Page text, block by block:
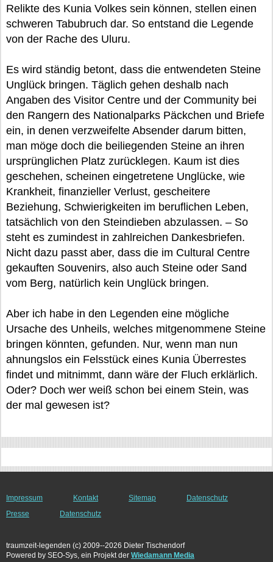
Relikte des Kunia Volkes sein können, stellen einen
schweren Tabubruch dar. So entstand die Legende
von der Rache des Uluru.
Es wird ständig betont, dass die entwendeten Steine
Unglück bringen. Täglich gehen deshalb nach
Angaben des Visitor Centre und der Community bei
den Rangern des Nationalparks Päckchen und Briefe
ein, in denen verzweifelte Absender darum bitten,
man möge doch die beiliegenden Steine an ihren
ursprünglichen Platz zurücklegen. Kaum ist dies
geschehen, scheinen eingetretene Unglücke, wie
Krankheit, finanzieller Verlust, gescheitere
Beziehung, Schwierigkeiten im beruflichen Leben,
tatsächlich von den Steindieben abzulassen. – So
steht es zumindest in zahlreichen Dankesbriefen.
Nicht dazu passt aber, dass die im Cultural Centre
gekauften Souvenirs, also auch Steine oder Sand
vom Berg, natürlich kein Unglück bringen.
Aber ich habe in den Legenden eine mögliche
Ursache des Unheils, welches mitgenommene Steine
bringen könnten, gefunden. Nur, wenn man nun
ahnungslos ein Felsstück eines Kunia Überrestes
findet und mitnimmt, dann wäre der Fluch erklärlich.
Oder? Doch wer weiß schon bei einem Stein, was
der mal gewesen ist?
Impressum Kontakt Sitemap
Datenschutz
Presse
Datenschutz
traumzeit-legenden (c) 2009--2026 Dieter Tischendorf
Powered by SEO-Sys, ein Projekt der Wiedamann Media